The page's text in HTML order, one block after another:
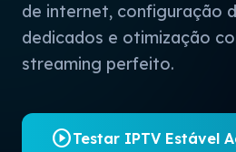
de internet, configuração
dedicados e otimização
streaming perfeito.
play_circleTestar IPTV Estável